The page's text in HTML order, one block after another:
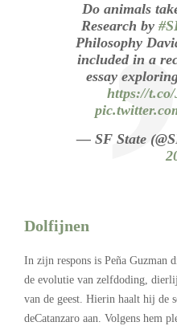
Do animals
Research by
Philosophy
included in a
essay
https://
— SF State
Dolfijnen
In zijn respons is Peña Guzman
de evolutie van zelfdoding,
van de geest. Hierin haalt hij de
deCatanzaro aan. Volgens hem